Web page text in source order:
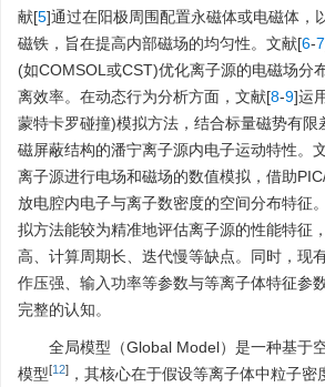
献[5]通过在阳极周围配置永磁体或电磁体，
磁铁，旨在提高内部磁场的均匀性。文献[6-7
(如COMSOL或CST)优化离子源的电磁场分
离效率。在动态行为分析方面，文献[8-9]运
蒙特卡罗碰撞)模拟方法，结合标量磁势有限
磁屏蔽结构的潘宁离子源内电子运动特性。
离子源进行电场和磁场的数值模拟，借助
放电腔内电子与离子数密度的空间分布特征
拟方法能较为精准地评估离子源的性能特征
高、计算周期长、迭代慢等缺点。同时，现
作压强、输入功率等参数与等离子体特征参
完整的认知。
全局模型（Global Model）是一种基于
模型[12] ，其核心在于假设等离子体中粒子